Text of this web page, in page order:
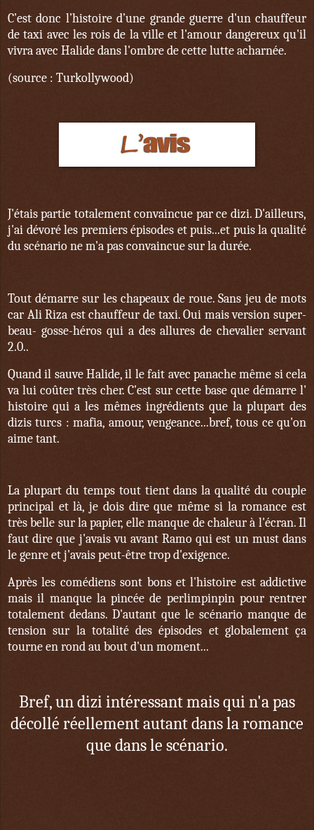
C’est donc l’histoire d’une grande guerre d'un chauffeur
de taxi avec les rois de la ville et l'amour dangereux qu'il
vivra avec Halide dans l'ombre de cette lutte acharnée.
(source : Turkollywood)
J'étais partie totalement convaincue par ce dizi. D'ailleurs,
j'ai dévoré les premiers épisodes et puis...et puis la qualité
du scénario ne m'a pas convaincue sur la durée.
Tout démarre sur les chapeaux de roue. Sans jeu de mots
car Ali Riza est chauffeur de taxi. Oui mais version super-
beau- gosse-héros qui a des allures de chevalier servant
2.0..
Quand il sauve Halide, il le fait avec panache même si cela
va lui coûter très cher. C'est sur cette base que démarre l'
histoire qui a les mêmes ingrédients que la plupart des
dizis turcs : mafia, amour, vengeance...bref, tous ce qu'on
aime tant.
La plupart du temps tout tient dans la qualité du couple
principal et là, je dois dire que même si la romance est
très belle sur la papier, elle manque de chaleur à l'écran. Il
faut dire que j'avais vu avant Ramo qui est un must dans
le genre et j'avais peut-être trop d'exigence.
Après les comédiens sont bons et l'histoire est addictive
mais il manque la pincée de perlimpinpin pour rentrer
totalement dedans. D'autant que le scénario manque de
tension sur la totalité des épisodes et globalement ça
tourne en rond au bout d'un moment...
Bref, un dizi intéressant mais qui n'a pas
décollé réellement autant dans la romance
que dans le scénario.